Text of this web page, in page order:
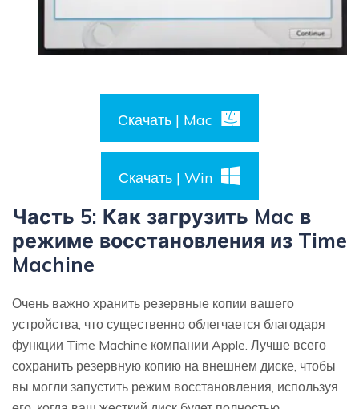
Скачать | Mac
Скачать | Win
Часть 5: Как загрузить Mac в
режиме восстановления из Time
Machine
Очень важно хранить резервные копии вашего
устройства, что существенно облегчается благодаря
функции Time Machine компании Apple. Лучше всего
сохранить резервную копию на внешнем диске, чтобы
вы могли запустить режим восстановления, используя